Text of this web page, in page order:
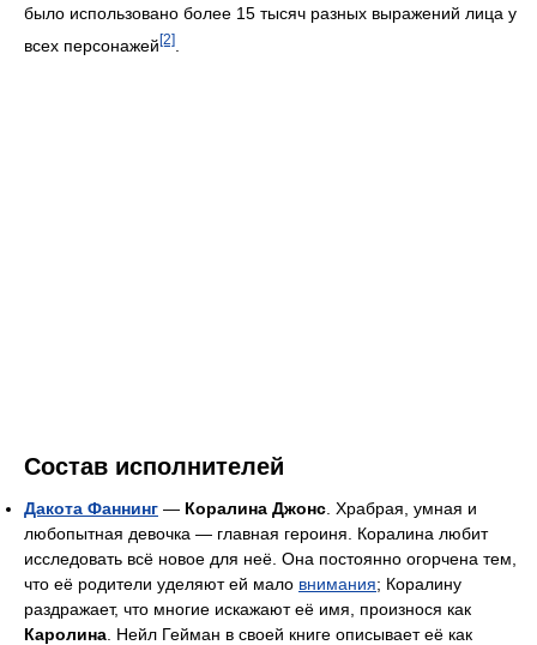
было использовано более 15 тысяч разных выражений лица у
всех персонажей [2]
Состав исполнителей
Дакота Фаннинг — Коралина Джонс . Храбрая, умная и
любопытная девочка — главная героиня. Коралина любит
исследовать всё новое для неё. Она постоянно огорчена тем,
что её родители уделяют ей мало внимания; Коралину
раздражает, что многие искажают её имя, произнося как
Каролина . Нейл Гейман в своей книге описывает её как